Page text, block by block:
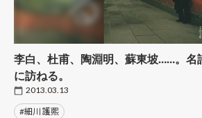
李白、杜甫、陶淵明、蘇東坡……。名
に訪ねる。
2013.03.13
#細川 護熙